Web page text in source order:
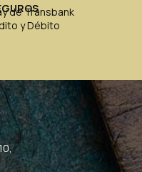
de Transbank
y Débito